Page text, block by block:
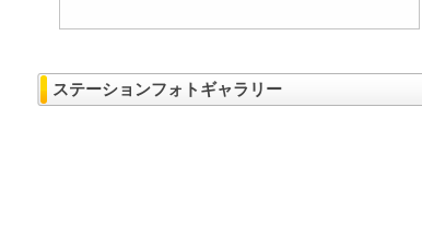
ステーションフォトギャラリー